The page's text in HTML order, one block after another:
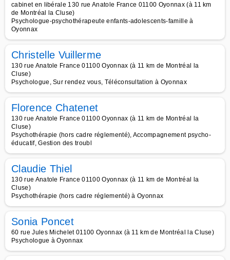
cabinet en libérale 130 rue Anatole France 01100 Oyonnax (à 11 km
de Montréal la Cluse)
Psychologue-psychothérapeute enfants-adolescents-famille à
Oyonnax
Christelle Vuillerme
130 rue Anatole France 01100 Oyonnax (à 11 km de Montréal la
Cluse)
Psychologue, Sur rendez vous, Téléconsultation à Oyonnax
Florence Chatenet
130 rue Anatole France 01100 Oyonnax (à 11 km de Montréal la
Cluse)
Psychothérapie (hors cadre réglementé), Accompagnement psycho-
éducatif, Gestion des troubl
Claudie Thiel
130 rue Anatole France 01100 Oyonnax (à 11 km de Montréal la
Cluse)
Psychothérapie (hors cadre réglementé) à Oyonnax
Sonia Poncet
60 rue Jules Michelet 01100 Oyonnax (à 11 km de Montréal la Cluse)
Psychologue à Oyonnax